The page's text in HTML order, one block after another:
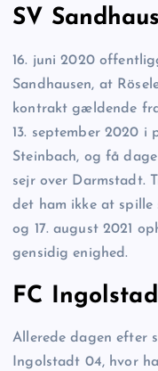
SV
16. juni 2020
Sandhausen, at
kontrakt gældende
13. september 2020 i
Steinbach, og få
sejr over Darmstadt.
det ham ikke at spille
og 17. august 2021
gensidig enighed.
FC
Allerede dagen efter
Ingolstadt 04, hvor